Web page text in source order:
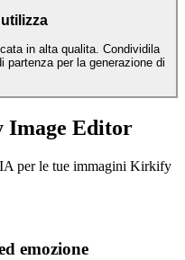
in alta qualita. Condividila
partenza per la generazione di
Editor
per le tue immagini Kirkify
emozione